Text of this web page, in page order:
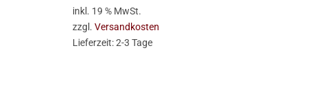
inkl. 19 % MwSt.
zzgl. Versandkosten
Lieferzeit:2-3 Tage